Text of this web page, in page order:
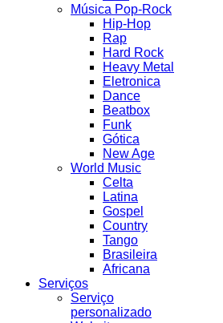
Música Pop-Rock
Hip-Hop
Rap
Hard Rock
Heavy Metal
Eletronica
Dance
Beatbox
Funk
Gótica
New Age
World Music
Celta
Latina
Gospel
Country
Tango
Brasileira
Africana
Serviços
Serviço
personalizado